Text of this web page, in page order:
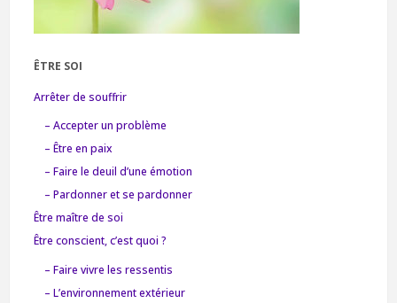
ÊTRE SOI
Arrêter de souffrir
– Accepter un problème
– Être en paix
– Faire le deuil d’une émotion
– Pardonner et se pardonner
Être maître de soi
Être conscient, c’est quoi ?
– Faire vivre les ressentis
– L’environnement extérieur